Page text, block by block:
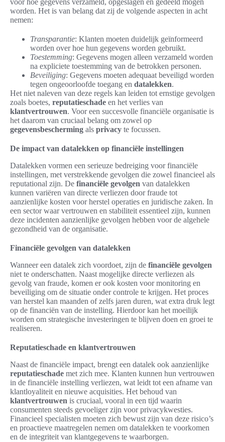
voor hoe gegevens verzameld, opgeslagen en gedeeld mogen
worden. Het is van belang dat zij de volgende aspecten in acht
nemen:
Transparantie: Klanten moeten duidelijk geïnformeerd
worden over hoe hun gegevens worden gebruikt.
Toestemming: Gegevens mogen alleen verzameld worden
na expliciete toestemming van de betrokken personen.
Beveiliging: Gegevens moeten adequaat beveiligd worden
tegen ongeoorloofde toegang en datalekken.
Het niet naleven van deze regels kan leiden tot ernstige gevolgen
zoals boetes, reputatieschade en het verlies van
klantvertrouwen. Voor een succesvolle financiële organisatie is
het daarom van cruciaal belang om zowel op
gegevensbescherming als privacy te focussen.
De impact van datalekken op financiële instellingen
Datalekken vormen een serieuze bedreiging voor financiële
instellingen, met verstrekkende gevolgen die zowel financieel als
reputational zijn. De financiële gevolgen van datalekken
kunnen variëren van directe verliezen door fraude tot
aanzienlijke kosten voor herstel operaties en juridische zaken. In
een sector waar vertrouwen en stabiliteit essentieel zijn, kunnen
deze incidenten aanzienlijke gevolgen hebben voor de algehele
gezondheid van de organisatie.
Financiële gevolgen van datalekken
Wanneer een datalek zich voordoet, zijn de financiële gevolgen
niet te onderschatten. Naast mogelijke directe verliezen als
gevolg van fraude, komen er ook kosten voor monitoring en
beveiliging om de situatie onder controle te krijgen. Het proces
van herstel kan maanden of zelfs jaren duren, wat extra druk legt
op de financiën van de instelling. Hierdoor kan het moeilijk
worden om strategische investeringen te blijven doen en groei te
realiseren.
Reputatieschade en klantvertrouwen
Naast de financiële impact, brengt een datalek ook aanzienlijke
reputatieschade met zich mee. Klanten kunnen hun vertrouwen
in de financiële instelling verliezen, wat leidt tot een afname van
klantloyaliteit en nieuwe acquisities. Het behoud van
klantvertrouwen is cruciaal, vooral in een tijd waarin
consumenten steeds gevoeliger zijn voor privacykwesties.
Financieel specialisten moeten zich bewust zijn van deze risico’s
en proactieve maatregelen nemen om datalekken te voorkomen
en de integriteit van klantgegevens te waarborgen.